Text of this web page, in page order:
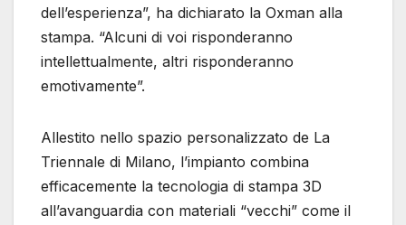
dell’esperienza”, ha dichiarato la Oxman alla
stampa. “Alcuni di voi risponderanno
intellettualmente, altri risponderanno
emotivamente”.
Allestito nello spazio personalizzato de La
Triennale di Milano, l’impianto combina
efficacemente la tecnologia di stampa 3D
all’avanguardia con materiali “vecchi” come il